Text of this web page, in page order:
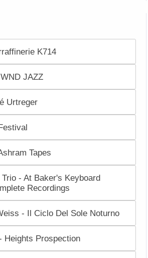
K714
JAZZ
Urtreger
Tapes
- At Baker's Keyboard
Recordings
- Il Ciclo Del Sole Noturno
Heights Prospection